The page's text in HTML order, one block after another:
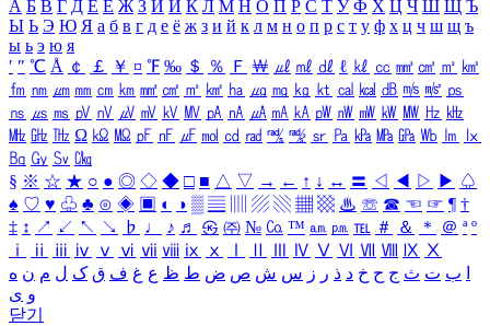
А Б В Г Д Е Ё Ж З И Й К Л М Н О П Р С Т У Ф Х Ц Ч Ш Щ Ъ
Ы Ь Э Ю Я а б в г д е ё ж з и й к л м н о п р с т у ф х ц ч ш щ ъ
ы ь э ю я
′ ″ ℃ Å ￠ ￡ ￥ ¤ ℉ ‰ ＄ ％ Ｆ ￦ ㎕ ㎖ ㎗ ℓ ㎘ ㏄ ㎣ ㎤ ㎥ ㎦
㎙ ㎚ ㎛ ㎜ ㎝ ㎞ ㎟ ㎠ ㎡ ㎢ ㏊ ㎍ ㎎ ㎏ ㏏ ㎈ ㎉ ㏈ ㎧ ㎨ ㎰
㎱ ㎲ ㎳ ㎴ ㎵ ㎶ ㎷ ㎸ ㎹ ㎀ ㎁ ㎂ ㎃ ㎄ ㎺ ㎻ ㎽ ㎾ ㎿ ㎐ ㎑
㎒ ㎓ ㎔ Ω ㏀ ㏁ ㎊ ㎋ ㎌ ㏖ ㏅ ㎭ ㎮ ㎯ ㏛ ㎩ ㎪ ㎫ ㎬ ㏝ ㏐
㏓
㏃ ㏉ ㏜ ㏆
§ ※ ☆ ★ ○ ● ◎ ◇ ◆ □ ■ △ ▽ → ← ↑ ↓ ↔ 〓 ◁ ◀ ▷ ▶ ♤
♠ ♡ ♥ ♧ ♣ ⊙ ◈ ▣ ◐ ◑ ▒ ▤ ▨ ▧ ▦ ▩ ♨ ☏ ☎ ☜ ☞ ¶ †
‡ ↕ ↗ ↙ ↖ ↘ ♭ ♩ ♪ ♬ ㉿ ㈜ № ㏇ ™ ㏂ ㏘ ℡ ＃ ＆ ＊ ＠ ª º
ⅰ
ⅱ ⅲ ⅳ ⅴ ⅵ ⅶ ⅷ ⅸ ⅹ Ⅳ Ⅴ Ⅵ Ⅶ Ⅷ Ⅸ Ⅹ
ب ت ث ج ح خ د ذ ر ز س ش ص ض ط ظ ع غ ف ق ک ل م ن ه
و ی
닫기